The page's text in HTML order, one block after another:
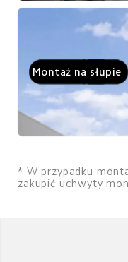
Montaż na słupie
* W przypadku
zakupić uchwyty